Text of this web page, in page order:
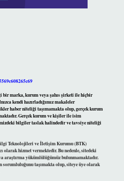
bir marka, kurum veya şahıs şirketi ile hiçbir
kendi hazırladığımız makaleler
haber niteliği taşımamakta olup, gerçek kurum
Gerçek kurum ve kişiler ile isim
bilgiler taslak halindedir ve tavsiye niteliği
Teknolojileri ve İletişim Kurumu (BTK)
olarak hizmet vermektedir. Bu nedenle, sitedeki
araştırma yükümlülüğümüz bulunmamaktadır.
taşımakta olup, siteye üye olarak